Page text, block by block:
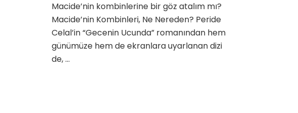
Macide’nin kombinlerine bir göz atalım mı?
Macide’nin Kombinleri, Ne Nereden? Peride
Celal’in “Gecenin Ucunda” romanından hem
günümüze hem de ekranlara uyarlanan dizi
de, …